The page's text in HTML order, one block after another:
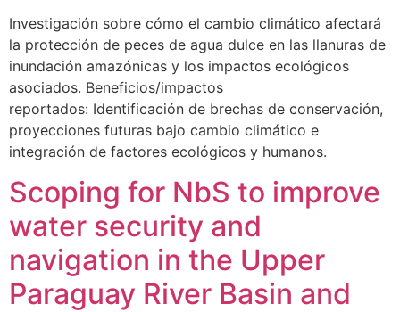
Investigación sobre cómo el cambio climático afectará
la protección de peces de agua dulce en las llanuras de
inundación amazónicas y los impactos ecológicos
asociados. Beneficios/impactos
reportados: Identificación de brechas de conservación,
proyecciones futuras bajo cambio climático e
integración de factores ecológicos y humanos.
Scoping for NbS to improve
water security and
navigation in the Upper
Paraguay River Basin and